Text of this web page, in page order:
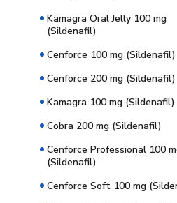
Kamagra Oral Jelly 100 mg
(Sildenafil)
Cenforce 100 mg (Sildenafil)
Cenforce 200 mg (Sildenafil)
Kamagra 100 mg (Sildenafil)
Cobra 200 mg (Sildenafil)
Cenforce Professional 100
(Sildenafil)
Cenforce Soft 100 mg